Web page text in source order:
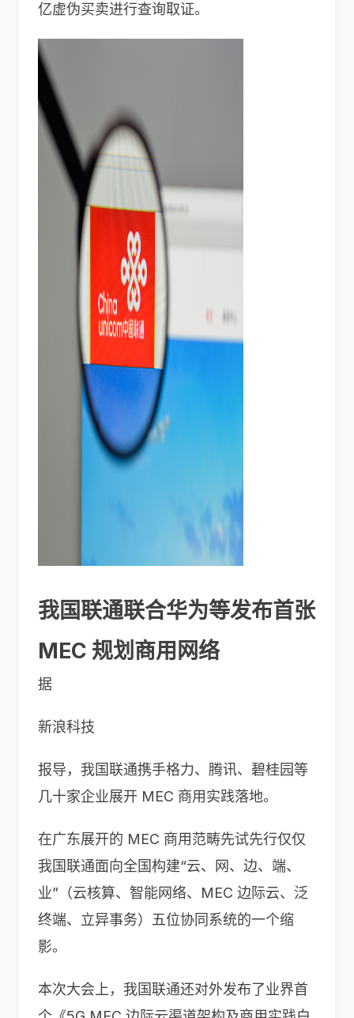
亿虚伪买卖进行查询取证。
我国联通联合华为等发布首张
MEC 规划商用网络
据
新浪科技
报导，我国联通携手格力、腾讯、碧桂园等
几十家企业展开 MEC 商用实践落地。
在广东展开的 MEC 商用范畴先试先行仅仅
我国联通面向全国构建“云、网、边、端、
业”（云核算、智能网络、MEC 边际云、泛
终端、立异事务）五位协同系统的一个缩
影。
本次大会上，我国联通还对外发布了业界首